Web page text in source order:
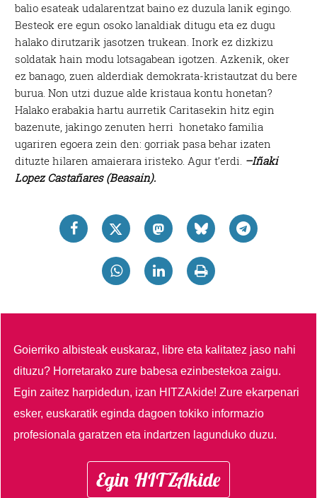
balio esateak udalarentzat baino ez duzula lanik egingo.
Besteok ere egun osoko lanaldiak ditugu eta ez dugu
halako dirutzarik jasotzen trukean. Inork ez dizkizu
soldatak hain modu lotsagabean igotzen. Azkenik, oker
ez banago, zuen alderdiak demokrata-kristautzat du bere
burua. Non utzi duzue alde kristaua kontu honetan?
Halako erabakia hartu aurretik Caritasekin hitz egin
bazenute, jakingo zenuten herri honetako familia
ugariren egoera zein den: gorriak pasa behar izaten
dituzte hilaren amaierara iristeko. Agur t’erdi. –Iñaki
Lopez Castañares (Beasain).
Goierriko albisteak euskaraz, libre eta kalitatez jaso nahi
dituzu? Horretarako zure babesa ezinbestekoa zaigu.
Egin zaitez harpidedun, izan HITZAkide!Zure ekarpenari
esker, euskaratik eginda dagoen tokiko informazio
profesionala garatzen eta indartzen lagunduko duzu.
Egin HITZAkide